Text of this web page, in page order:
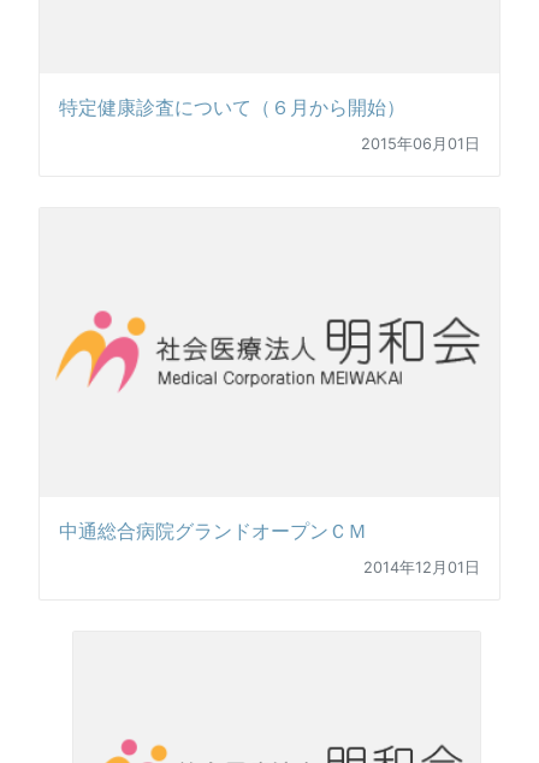
特定健康診査について（６月から開始）
2015年06月01日
中通総合病院グランドオープンＣＭ
2014年12月01日